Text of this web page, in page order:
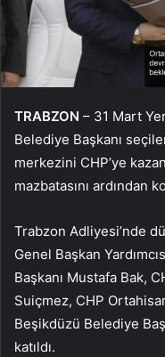
TRABZON – 31 Mart
Belediye Başkanı
merkezini CHP’ye
mazbatasını ardından
Trabzon Adliyesi’nde
Genel Başkan
Başkanı Mustafa Bak,
Suiçmez, CHP
Beşikdüzü Belediye
katıldı.